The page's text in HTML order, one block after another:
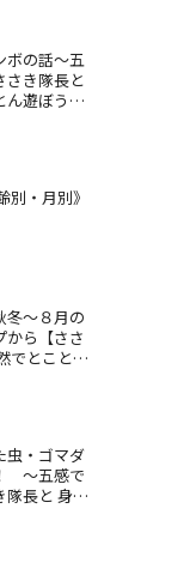
ボの話～五
さき隊長と
ん遊ぼう！
別・月別》
冬～８月の
から【ささ
でとことん
虫・ゴマダ
～五感で
隊長と 身近
う！＃